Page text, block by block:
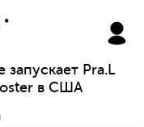
Pra.L
в США